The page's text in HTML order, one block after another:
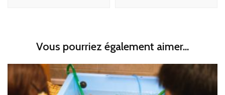
Vous pourriez également aimer...